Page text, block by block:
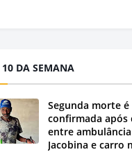
10 DA SEMANA
Segunda morte é
confirmada após
entre
Jacobina e carro